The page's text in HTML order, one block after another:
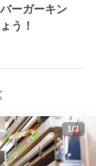
ーガーキン
う！
1/3